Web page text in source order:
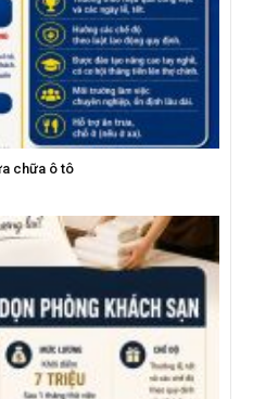
chữa ô tô